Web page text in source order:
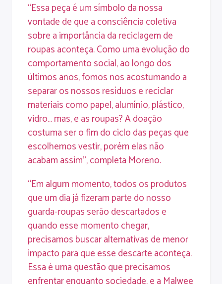
“Essa peça é um símbolo da nossa
vontade de que a consciência coletiva
sobre a importância da reciclagem de
roupas aconteça. Como uma evolução do
comportamento social, ao longo dos
últimos anos, fomos nos acostumando a
separar os nossos resíduos e reciclar
materiais como papel, alumínio, plástico,
vidro… mas, e as roupas? A doação
costuma ser o fim do ciclo das peças que
escolhemos vestir, porém elas não
acabam assim”, completa Moreno.
“Em algum momento, todos os produtos
que um dia já fizeram parte do nosso
guarda-roupas serão descartados e
quando esse momento chegar,
precisamos buscar alternativas de menor
impacto para que esse descarte aconteça.
Essa é uma questão que precisamos